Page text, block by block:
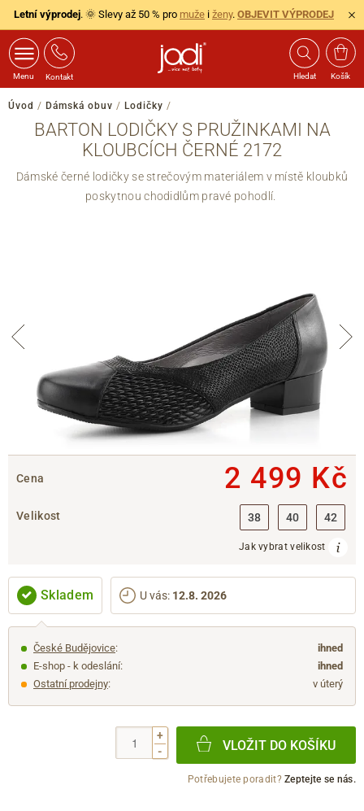
Letní výprodej. 🌞 Slevy až 50 % pro muže i ženy. OBJEVIT VÝPRODEJ
Menu Kontakt Hledat Košík
Úvod / Dámská obuv / Lodičky /
BARTON LODIČKY S PRUŽINKAMI NA
KLOUBCÍCH ČERNÉ 2172
Dámské černé lodičky se strečovým materiálem v místě kloubků
poskytnou chodidlům pravé pohodlí.
Cena 2 499 Kč
Velikost 38 40 42
Jak vybrat velikost
Skladem U vás: 12.8. 2026
České Budějovice:
ihned
E-shop - k odeslání:
ihned
Ostatní prodejny: v úterý
+
-
VLOŽIT DO KOŠÍKU
Potřebujete poradit?Zeptejte se nás.